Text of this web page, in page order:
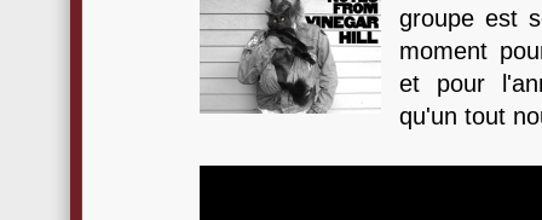
groupe est
moment
et pour
qu'un tout